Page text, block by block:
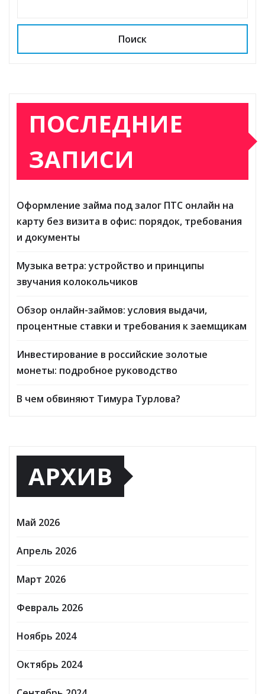
Поиск
ПОСЛЕДНИЕ
ЗАПИСИ
Оформление займа под залог ПТС онлайн на
карту без визита в офис: порядок, требования
и документы
Музыка ветра: устройство и принципы
звучания колокольчиков
Обзор онлайн-займов: условия выдачи,
процентные ставки и требования к заемщикам
Инвестирование в российские золотые
монеты: подробное руководство
В чем обвиняют Тимура Турлова?
АРХИВ
Май 2026
Апрель 2026
Март 2026
Февраль 2026
Ноябрь 2024
Октябрь 2024